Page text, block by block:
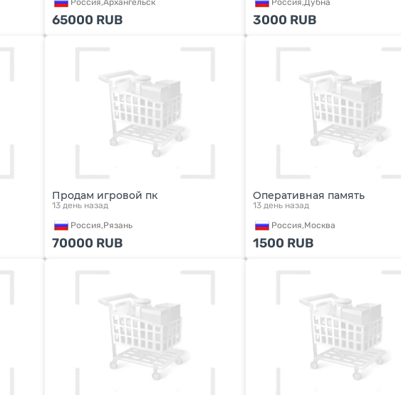
65000 RUB 3000 RUB
Продам игровой пк
13 день назад
Россия,Рязань
70000 RUB
Оперативная память
13 день назад
Россия,Москва
1500 RUB